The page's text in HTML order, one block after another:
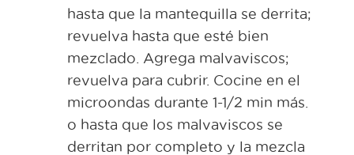
hasta que la mantequilla se derrita;
revuelva hasta que esté bien
mezclado. Agrega malvaviscos;
revuelva para cubrir. Cocine en el
microondas durante 1-1/2 min más.
o hasta que los malvaviscos se
derritan por completo y la mezcla